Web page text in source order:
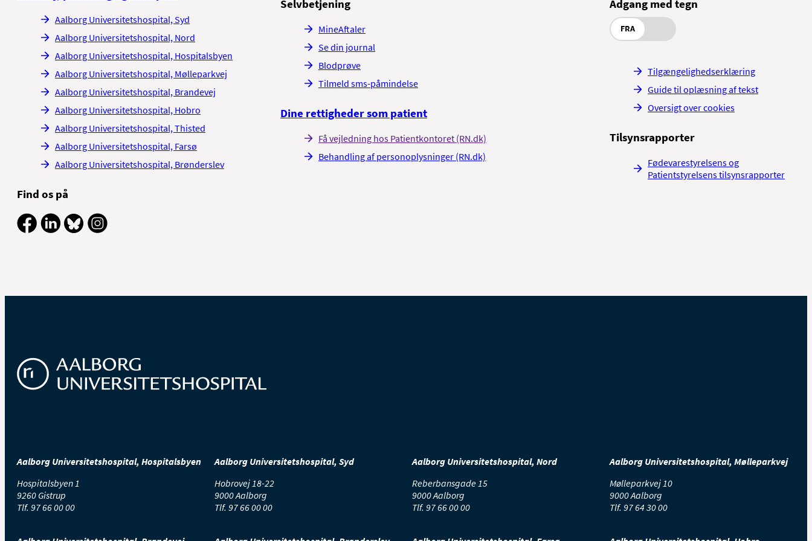
Det er godt at aflaste kroppen indimellem. Læg dig med benene højere end hjertet et par gange i løbet af dagen.
4. Spis sund kost
For at såret kan hele, har det brug for ’byggemateriale’. Derfor er det vigtigt, at du spiser en varieret kost.
Protein.
velassorterede supermarkeder.
Det sunde fedt findes i mandler, nødder, fisk, mejeriprodukter, olier og avokado.
Vitaminer.
Tag dagligt 1 vitaminpille med mineraler.
Drik 1-1½ liter væske om dagen. Det kan både være vand og andre drikke.
Aalborg Universitetshospital, Syd
Aalborg Universitetshospital, Nord
Aalborg Universitetshospital, Hospitalsbyen
Aalborg Universitetshospital, Mølleparkvej
Aalborg Universitetshospital, Brandevej
Aalborg Universitetshospital, Hobro
Aalborg Universitetshospital, Thisted
Aalborg Universitetshospital, Farsø
Aalborg Universitetshospital, Brønderslev
Find os på
Selvbetjening
MineAftaler
Se din journal
Blodprøve
Tilmeld sms-påmindelse
Dine rettigheder som patient
Få vejledning hos Patientkontoret (RN.dk)
Behandling af personoplysninger (RN.dk)
Adgang med tegn
FRA
Tilgængelighedserklæring
Guide til oplæsning af tekst
Oversigt over cookies
Tilsynsrapporter
Fødevarestyrelsens og
Patientstyrelsens tilsynsrapporter
Aalborg Universitetshospital, Hospitalsbyen
Hospitalsbyen 1
9260 Gistrup
Tlf. 97 66 00 00
Aalborg Universitetshospital, Syd
Hobrovej 18-22
9000 Aalborg
Tlf. 97 66 00 00
Aalborg Universitetshospital, Nord
Reberbansgade 15
9000 Aalborg
Tlf. 97 66 00 00
Aalborg Universitetshospital, Mølleparkvej
Mølleparkvej 10
9000 Aalborg
Tlf. 97 64 30 00